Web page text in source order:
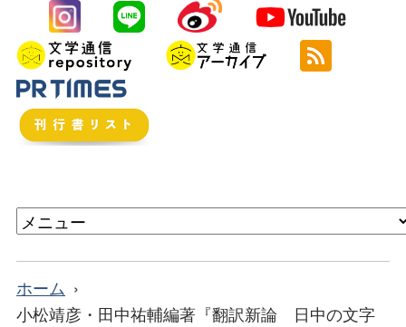
ホーム
小松靖彦・田中祐輔編著『翻訳新論 日中の文字